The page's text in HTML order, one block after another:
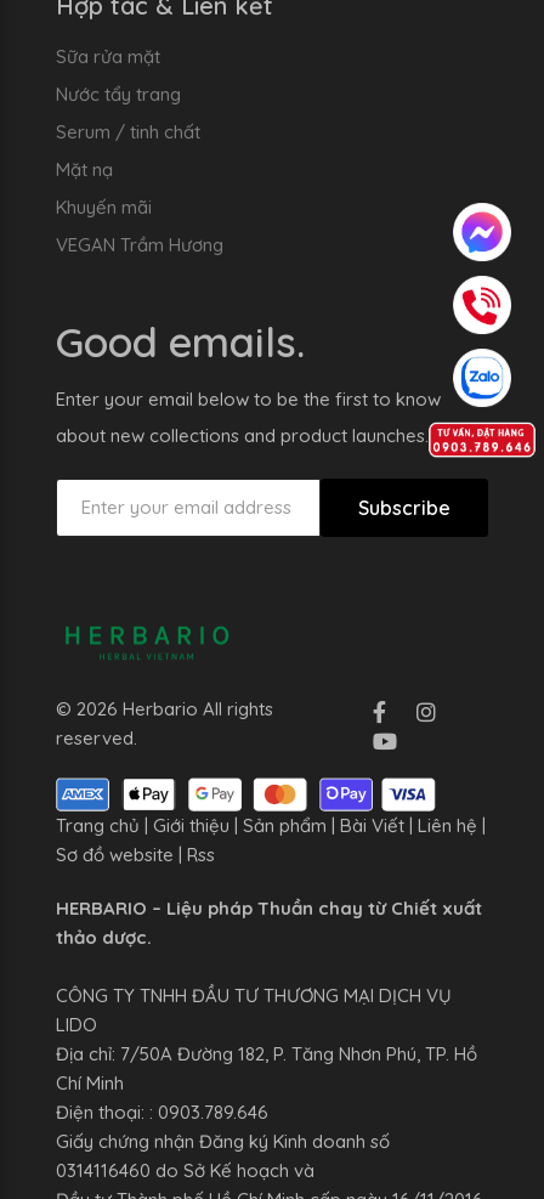
Sữa rửa mặt
Nước tẩy trang
Serum / tinh chất
Mặt nạ
Khuyến mãi
VEGAN Trầm Hương
Good emails.
Enter your email below to be the first to know
about new collections and product launches.
Subscribe
© 2026 Herbario All rights
reserved.
Trang chủ Giới thiệu Sản phẩm Bài Viết Liên hệ
Sơ đồ website
Rss
HERBARIO – Liệu pháp Thuần chay từ Chiết xuất
thảo dược.
CÔNG TY TNHH ĐẦU TƯ THƯƠNG MẠI DỊCH VỤ
LIDO
Địa chỉ: 7/50A Đường 182, P. Tăng Nhơn Phú, TP. Hồ
Chí Minh
Điện thoại: : 0903.789.646
Giấy chứng nhận Đăng ký Kinh doanh số
0314116460 do Sở Kế hoạch và